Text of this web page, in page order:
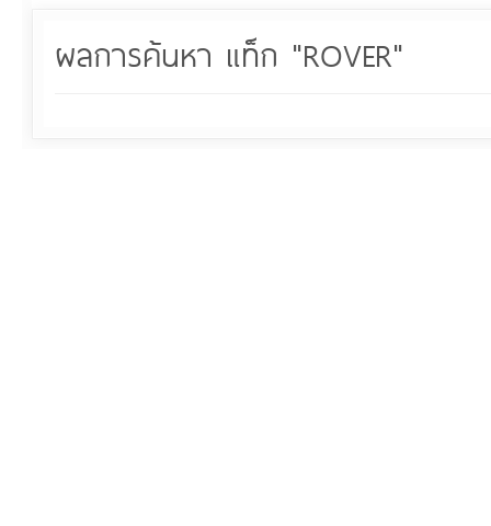
ผลการค้นหา แท็ก "ROVER"